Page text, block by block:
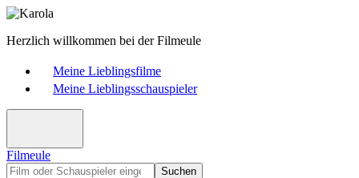
Herzlich willkommen bei der Filmeule
Meine Lieblingsfilme
Meine Lieblingsschauspieler
Filmeule
Suchen